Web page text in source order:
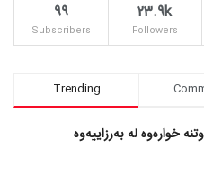
23.9k
Followers
99
Subscribers
Trending
خوارەوە لە بەرزاییەوە